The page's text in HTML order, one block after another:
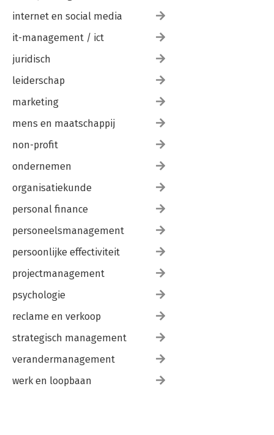
internet en social media
it-management / ict
juridisch
leiderschap
marketing
mens en maatschappij
non-profit
ondernemen
organisatiekunde
personal finance
personeelsmanagement
persoonlijke effectiviteit
projectmanagement
psychologie
reclame en verkoop
strategisch management
verandermanagement
werk en loopbaan